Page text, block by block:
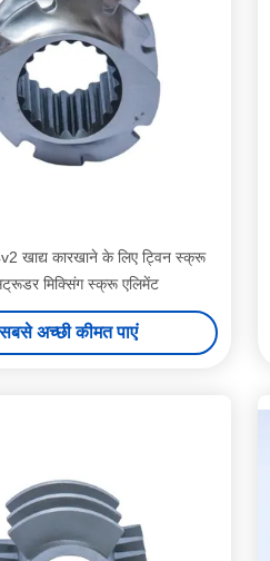
खाद्य कारखाने के लिए ट्विन स्क्रू
मिक्सिंग स्क्रू एलिमेंट
अच्छी कीमत पाएं